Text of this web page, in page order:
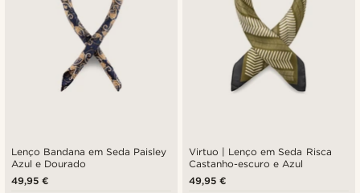
Lenço Bandana em Seda Paisley
Azul e Dourado
49,95 €
Virtuo | Lenço em Seda Risca
Castanho-escuro e Azul
49,95 €